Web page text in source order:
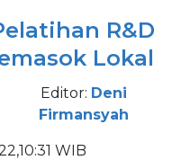
R&D
Lokal
Editor: Deni
Firmansyah
WIB